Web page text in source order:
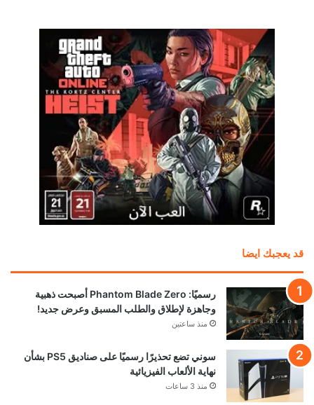
قد يعجبك ايضا
رسميًا: Phantom Blade Zero أصبحت ذهبية
وجاهزة لإطلاق والطلب المسبق وعرض جديد!
منذ ساعتين
سوني تضع تحذيرًا رسميًا على صناديق PS5 بشأن
نهاية الألعاب الفيزيائية
منذ 3 ساعات